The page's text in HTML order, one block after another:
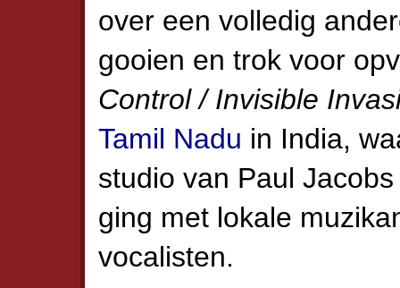
over een volledig
gooien en trok voor
Control / Invisible
Tamil Nadu in India,
studio van Paul
ging met lokale
vocalisten.